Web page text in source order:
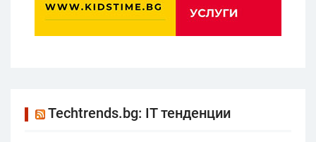
Techtrends.bg: IT тенденции